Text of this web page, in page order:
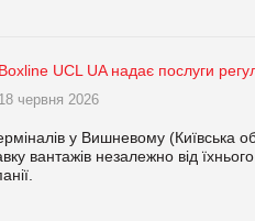
Boxline UCL UA надає послуги
18 червня 2026
у Вишневому (Київська
вантажів незалежно від